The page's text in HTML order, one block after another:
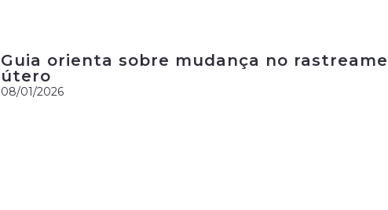
Guia orienta sobre mudança no
útero
08/01/2026